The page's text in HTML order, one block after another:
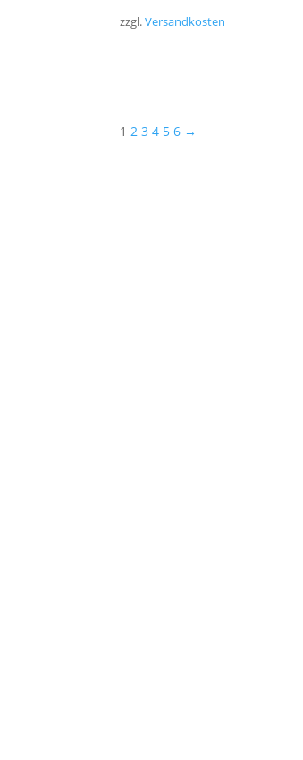
zzgl.Versandkosten
1 2 3 4 5 6 →